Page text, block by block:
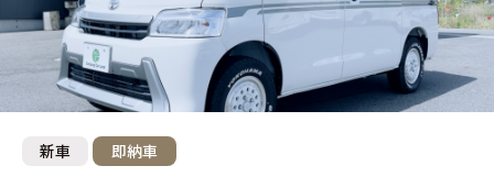
新車 即納車